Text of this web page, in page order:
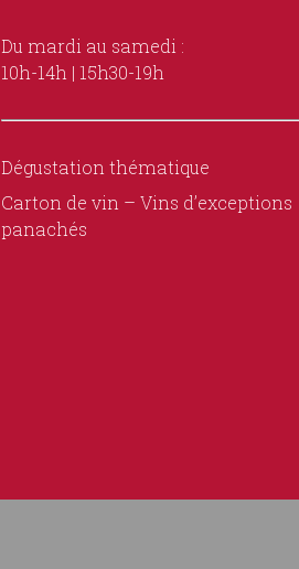
Du mardi au samedi :
10h-14h | 15h30-19h
Dégustation thématique
Carton de vin – Vins d’exceptions
panachés